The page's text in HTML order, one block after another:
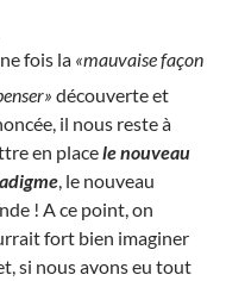
ne fois la «mauvaise façon
découverte et
il nous reste à
en placele nouveau
, le nouveau
! A ce point, on
fort bien imaginer
si nous avons eu tout